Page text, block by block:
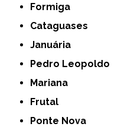
Formiga
Cataguases
Januária
Pedro Leopoldo
Mariana
Frutal
Ponte Nova